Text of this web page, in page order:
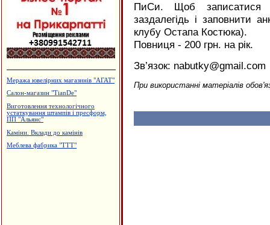
Гуртовня канцтоварів
Будівельний центр "ВАШ ДІМ"
Лікувально-діагностичний центр
"АНДРОМЕД"
та алюмінію
Агентство нерухомості "А.Мрія"
ПиСи. Щоб записатися
заздалегідь і заповнити
клубу Остапа Костюка).
Повниця - 200 грн. на рік.
Зв’язок: nabutky@gmail.com
При використанні матеріалів